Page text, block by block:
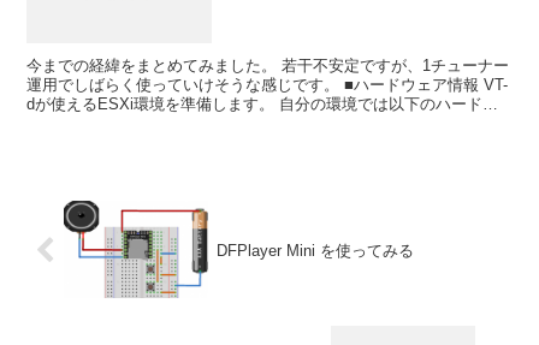
今までの経緯をまとめてみました。 若干不安定ですが、1チューナー
運用でしばらく使っていけそうな感じです。 ■ハードウェア情報 VT-
dが使えるESXi環境を準備します。 自分の環境では以下のハードウ
DFPlayer Mini を使ってみる